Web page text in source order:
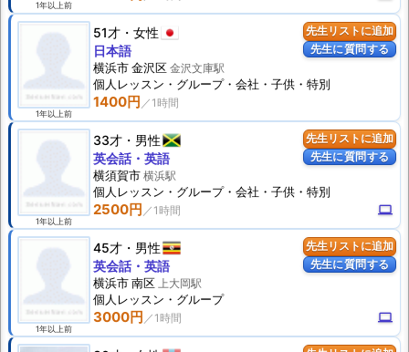
1年以上前
先生リストに追加
先生に質問する
1年以上前
51才 女性
1400円
日本語
横浜市 金沢区 金沢文庫駅
個人 レッスン ・グループ・会社・子供・特別
先生リストに追加
先生に質問する
1年以上前
33才 男性
2500円 computer
英会話・英語
横須賀市 横浜駅
個人 レッスン ・グループ・会社・子供・特別
先生リストに追加
先生に質問する
1年以上前
45才 男性
3000円 computer
英会話・英語
横浜市 南区 上大岡駅
個人 レッスン ・グループ